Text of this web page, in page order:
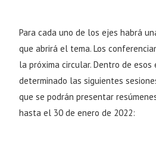
Para cada uno de los ejes habrá
que abrirá el tema. Los
la próxima circular. Dentro de esos
determinado las siguientes
que se podrán presentar
hasta el 30 de enero de 2022: